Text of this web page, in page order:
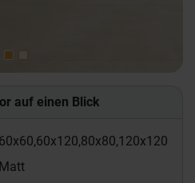
auf einen Blick
60x60,60x120,80x80,120x120
Matt